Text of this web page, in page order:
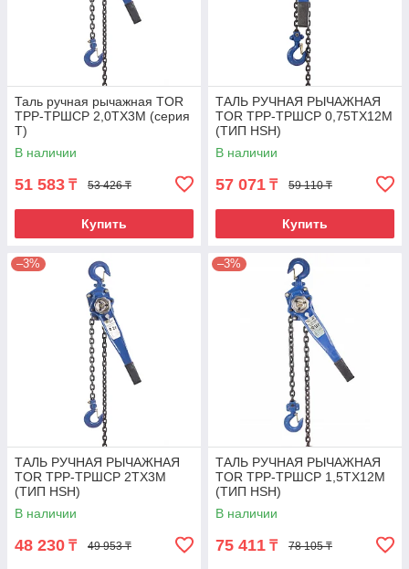
Таль ручная рычажная TOR
ТРР-ТРШСР 2,0ТХ3М (серия
T)
В наличии
51 583 ₸ 53 426 ₸
Купить
ТАЛЬ РУЧНАЯ РЫЧАЖНАЯ
TOR ТРР-ТРШСР 0,75ТХ12М
(ТИП HSH)
В наличии
57 071 ₸ 59 110 ₸
Купить
–3%
ТАЛЬ РУЧНАЯ РЫЧАЖНАЯ
TOR ТРР-ТРШСР 2ТХ3М
(ТИП HSH)
В наличии
48 230 ₸ 49 953 ₸
–3%
ТАЛЬ РУЧНАЯ РЫЧАЖНАЯ
TOR ТРР-ТРШСР 1,5ТХ12М
(ТИП HSH)
В наличии
75 411 ₸ 78 105 ₸